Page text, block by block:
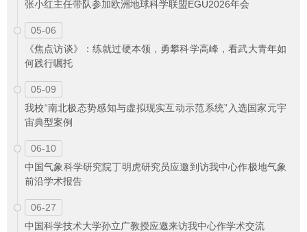
张小红主任带队参加欧洲地球科学联盟EGU2026年会
05-06
《焦点访谈》：练就过硬本领，勇攀科学高峰，看武大青年如
何践行嘱托
05-09
我校“南北极态势感知与虚拟现实互动示范系统”入选国家元宇
宙典型案例
06-10
中国气象科学研究院丁明虎研究员应邀到访我中心作极地气象
前沿学术报告
06-27
中国科学技术大学孙立广教授应邀来访我中心作学术交流